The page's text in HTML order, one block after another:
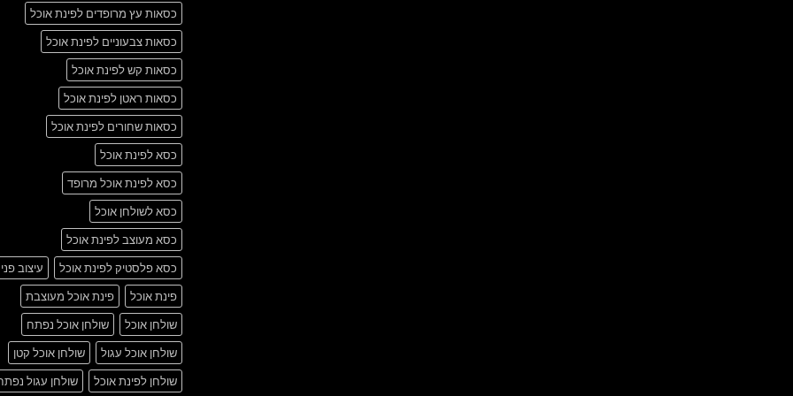
כסאות עץ מרופדים לפינת אוכל
כסאות צבעוניים לפינת אוכל
כסאות קש לפינת אוכל
כסאות ראטן לפינת אוכל
כסאות שחורים לפינת אוכל
כסא לפינת אוכל
כסא לפינת אוכל מרופד
כסא לשולחן אוכל
כסא מעוצב לפינת אוכל
כסא פלסטיק לפינת אוכל
עיצוב
פינת אוכל
פינת אוכל מעוצבת
שולחן אוכל
שולחן אוכל נפתח
שולחן אוכל עגול
שולחן אוכל קטן
שולחן לפינת אוכל
שולחן עגול